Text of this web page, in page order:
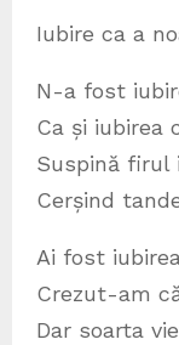
Iubire ca a
N-a fost
Ca și iubirea
Suspină firul
Cerșind
Ai fost
Crezut-am
Dar soarta